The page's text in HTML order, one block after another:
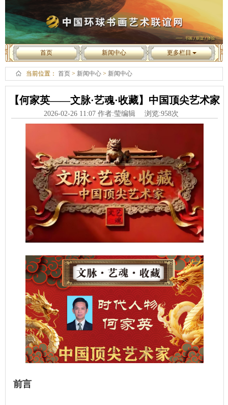
首页 新闻中心 更多栏目
当前位置： 首页 > 新闻中心 > 新闻中心
【何家英——文脉·艺魂·收藏】中国顶尖艺术家
2026-02-26 11:07 作者:莹编辑 浏览:958次
前言